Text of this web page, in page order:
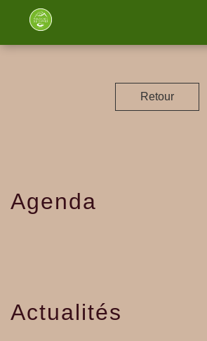
Retour
Agenda
Actualités